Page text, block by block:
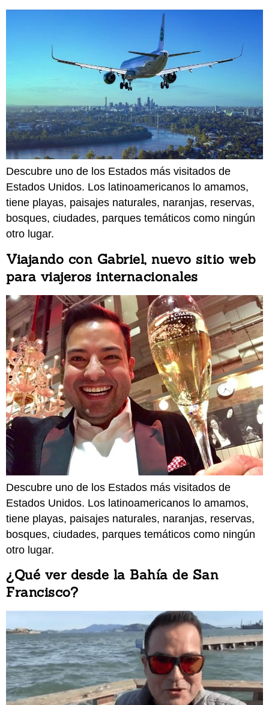
Descubre uno de los Estados más visitados de
Estados Unidos. Los latinoamericanos lo amamos,
tiene playas, paisajes naturales, naranjas, reservas,
bosques, ciudades, parques temáticos como ningún
otro lugar.
Viajando con Gabriel, nuevo sitio web
para viajeros internacionales
Descubre uno de los Estados más visitados de
Estados Unidos. Los latinoamericanos lo amamos,
tiene playas, paisajes naturales, naranjas, reservas,
bosques, ciudades, parques temáticos como ningún
otro lugar.
¿Qué ver desde la Bahía de San
Francisco?